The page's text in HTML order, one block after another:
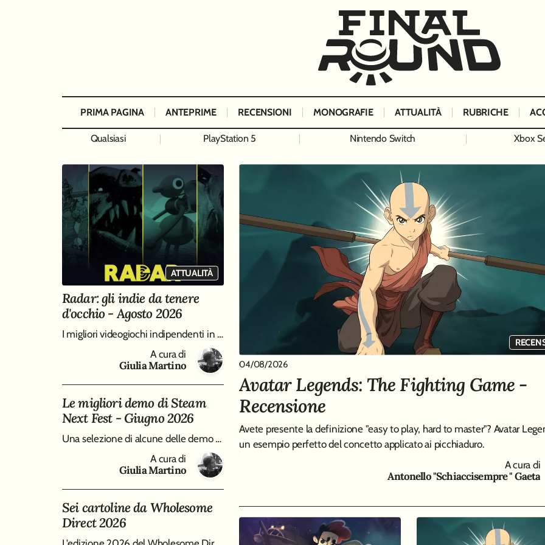
PRIMA PAGINA ANTEPRIME RECENSIONI MONOGRAFIE ATTUALITÀ RUBRICHE
Qualsiasi PlayStation 5 Nintendo Switch Xbox
ATTUALITÀ
Radar: gli indie da tenere
d'occhio - Agosto 2026
I migliori videogiochi indipendenti in uscita ad agosto 2026, da Big Walk a Entropy
A cura di
Giulia Martino
Le migliori demo di Steam
Next Fest - Giugno 2026
Una selezione di alcune delle demo più sorprendenti di Steam Next Fest, edizione Giugno 2026, da Virtue and a Sledgehammer a Burn-9
A cura di
Giulia Martino
Sei cartoline da Wholesome
Direct 2026
0
Mask - Recensione
imbastendo un "mistero della camera chiusa" da
brillante e forse un filo troppo frettoloso sul finale.
A cura di
Giulia Martino
04/08/2026
Avatar Legends: The Fighting Game -
Recensione
Avete presente la definizione "easy to play, hard to master"? Avatar
un esempio perfetto del concetto applicato ai picchiaduro.
A cura di
Antonello "Schiaccisempre " Gaeta